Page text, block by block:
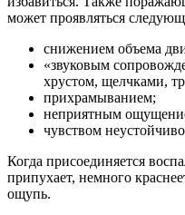
может проявляться
снижением объема
«звуковым
хрустом, щелчками,
прихрамыванием;
неприятным
чувством
Когда присоединяется
припухает, немного
ощупь.